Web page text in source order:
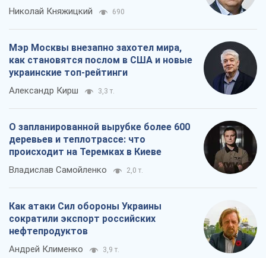
Николай Княжицкий 690
Мэр Москвы внезапно захотел мира,
как становятся послом в США и новые
украинские топ-рейтинги
Александр Кирш 3,3 т.
О запланированной вырубке более 600
деревьев и теплотрассе: что
происходит на Теремках в Киеве
Владислав Самойленко 2,0 т.
Как атаки Сил обороны Украины
сократили экспорт российских
нефтепродуктов
Андрей Клименко 3,9 т.